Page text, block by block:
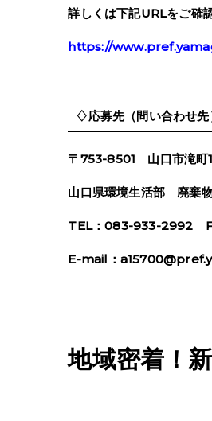
詳しくは下記URLをご確
https://
♢応募先（問い合わせ先
〒753-8501 山口市滝町
山口県環境生活部 廃棄
TEL：083-933-2992
E-mail：
地域密着！